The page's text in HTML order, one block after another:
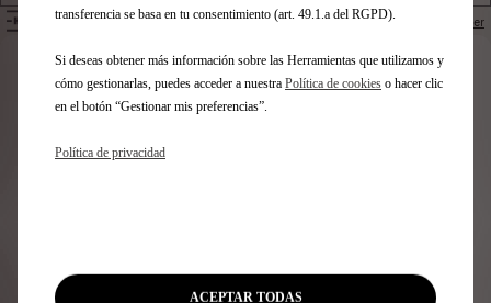
FILTROS Restablecer
Identifica tu vehículo
ver los accesorios compatibles
Número de matrícula*
transferencia se basa en tu consentimiento (art. 49.1.a del RGPD).
Si deseas obtener más información sobre las Herramientas que utilizamos y
cómo gestionarlas, puedes acceder a nuestra Política de cookies o hacer clic
en el botón “Gestionar mis preferencias”.
Política de privacidad
ACEPTAR TODAS